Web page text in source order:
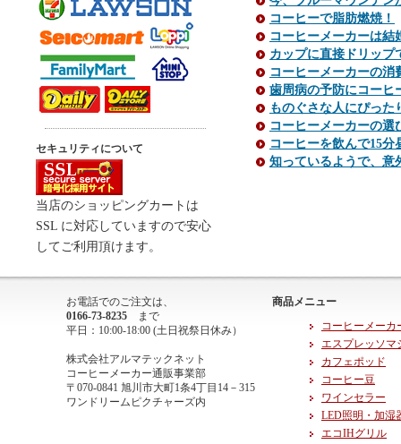
コーヒーで脂肪燃焼！
コーヒーメーカーは結
カップに直接ドリップ
コーヒーメーカーの消
歯周病の予防にコーヒ
ものぐさな人にぴった
コーヒーメーカーの選
コーヒーを飲んで15
知っているようで、意
セキュリティについて
当店のショッピングカートは
SSL に対応していますので安心
してご利用頂けます。
お電話でのご注文は、
0166-73-8235 まで
平日：10:00-18:00 (土日祝祭日休み）
株式会社アルマテックネット
コーヒーメーカー通販事業部
〒070-0841 旭川市大町1条4丁目14－315
ワンドリームピクチャーズ内
商品メニュー
コーヒーメーカ
エスプレッソマ
カフェポッド
コーヒー豆
ワインセラー
LED照明・加湿
エコIHグリル